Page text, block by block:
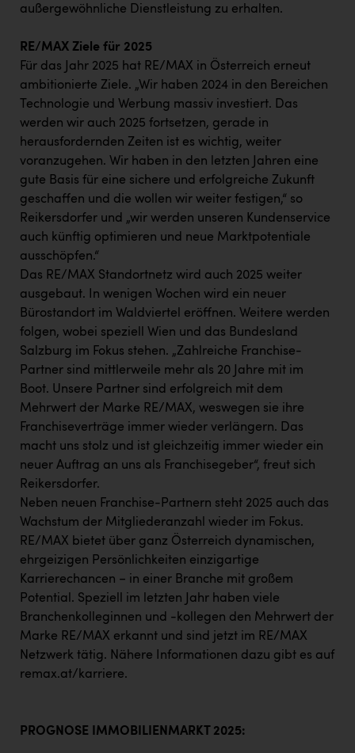
außergewöhnliche Dienstleistung zu erhalten.
RE/MAX Ziele für 2025
Für das Jahr 2025 hat RE/MAX in Österreich erneut
ambitionierte Ziele. „Wir haben 2024 in den Bereichen
Technologie und Werbung massiv investiert. Das
werden wir auch 2025 fortsetzen, gerade in
herausfordernden Zeiten ist es wichtig, weiter
voranzugehen. Wir haben in den letzten Jahren eine
gute Basis für eine sichere und erfolgreiche Zukunft
geschaffen und die wollen wir weiter festigen,“ so
Reikersdorfer und „wir werden unseren Kundenservice
auch künftig optimieren und neue Marktpotentiale
ausschöpfen.“
Das RE/MAX Standortnetz wird auch 2025 weiter
ausgebaut. In wenigen Wochen wird ein neuer
Bürostandort im Waldviertel eröffnen. Weitere werden
folgen, wobei speziell Wien und das Bundesland
Salzburg im Fokus stehen. „Zahlreiche Franchise-
Partner sind mittlerweile mehr als 20 Jahre mit im
Boot. Unsere Partner sind erfolgreich mit dem
Mehrwert der Marke RE/MAX, weswegen sie ihre
Franchiseverträge immer wieder verlängern. Das
macht uns stolz und ist gleichzeitig immer wieder ein
neuer Auftrag an uns als Franchisegeber“, freut sich
Reikersdorfer.
Neben neuen Franchise-Partnern steht 2025 auch das
Wachstum der Mitgliederanzahl wieder im Fokus.
RE/MAX bietet über ganz Österreich dynamischen,
ehrgeizigen Persönlichkeiten einzigartige
Karrierechancen − in einer Branche mit großem
Potential. Speziell im letzten Jahr haben viele
Branchenkolleginnen und -kollegen den Mehrwert der
Marke RE/MAX erkannt und sind jetzt im RE/MAX
Netzwerk tätig. Nähere Informationen dazu gibt es auf
remax.at/karriere.
PROGNOSE IMMOBILIENMARKT 2025: